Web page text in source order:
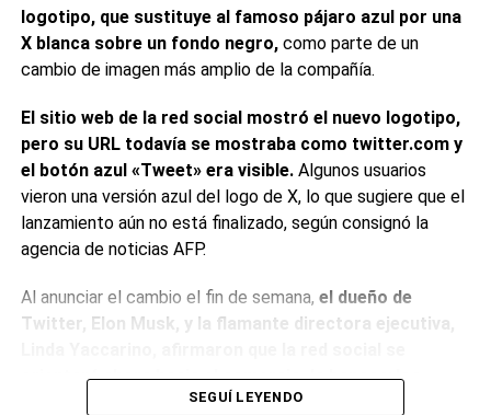
minutos de duración. Su interface es similar a Twitter, y,
de momento, posee opciones básicas como dar me gusta,
comentar, repostear y compartir. Para iniciar sesión hay
seguidores de una plataforma a la otra.
logotipo, que sustituye al famoso pájaro azul por una
X blanca sobre un fondo negro,como parte de un
cambio de imagen más amplio de la compañía.
El sitio web de la red social mostró el nuevo logotipo,
pero su URL todavía se mostraba como twitter.com y
el botón azul «Tweet» era visible.Algunos usuarios
vieron una versión azul del logo de X, lo que sugiere que el
lanzamiento aún no está finalizado, según consignó la
agencia de noticias AFP.
Al anunciar el cambio el fin de semana, el dueño de
Twitter, Elon Musk, y la flamante directora ejecutiva,
orientará ahora hacia el comercio, la banca y los
. «Pronto nos despediremos de la marca
SEGUÍ LEYENDO